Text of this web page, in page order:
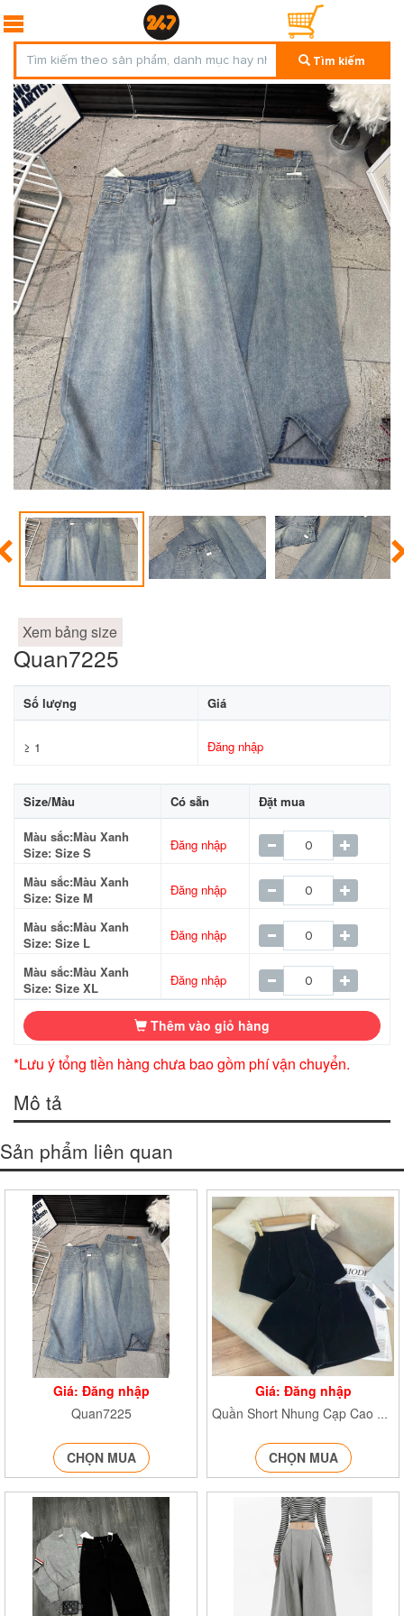
Tìm kiếm
Xem bảng size
Quan7225
Số lượng Giá
≥ 1 Đăng nhập
Size/Màu Có sẵn Đặt mua
Màu sắc:Màu Xanh
Size: Size S
Đăng nhập
Màu sắc:Màu Xanh
Size: Size M
Đăng nhập
Màu sắc:Màu Xanh
Size: Size L
Đăng nhập
Màu sắc:Màu Xanh
Size: Size XL
Đăng nhập
Thêm vào giỏ hàng
*Lưu ý tổng tiền hàng chưa bao gồm phí vận chuyển.
Mô tả
Sản phẩm liên quan
Giá: Đăng nhập
Quan7225
CHỌN MUA
Giá: Đăng nhập
Quần Short Nhung Cạp Cao QnhungN79
CHỌN MUA